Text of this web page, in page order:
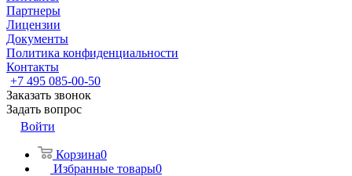
Партнеры
Лицензии
Документы
Политика конфиденциальности
Контакты
+7 495 085-00-50
Заказать звонок
Задать вопрос
Войти
Корзина0
Избранные товары0